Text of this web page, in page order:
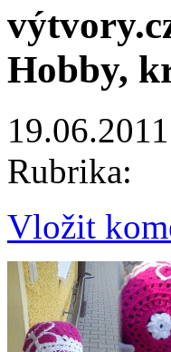
Hobby,
19.06.2011
Rubrika:
Vložit